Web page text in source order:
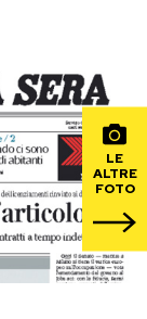
LE
ALTRE
FOTO